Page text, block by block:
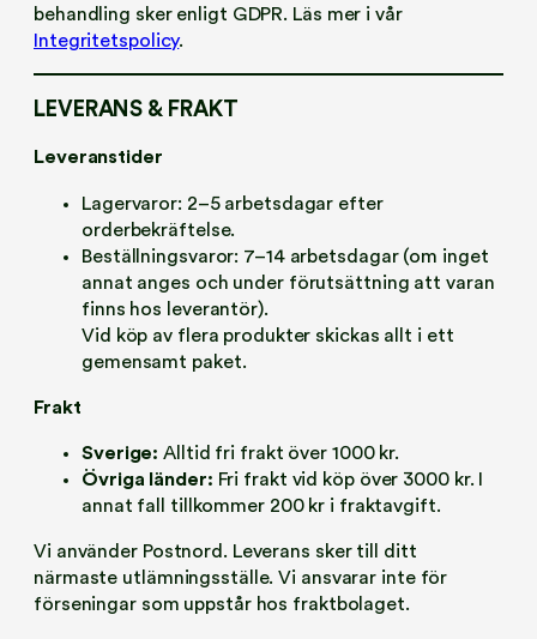
behandling sker enligt GDPR. Läs mer i vår
Integritetspolicy.
LEVERANS & FRAKT
Leveranstider
Lagervaror: 2–5 arbetsdagar efter
orderbekräftelse.
Beställningsvaror: 7–14 arbetsdagar (om inget
annat anges och under förutsättning att varan
finns hos leverantör).
Vid köp av flera produkter skickas allt i ett
gemensamt paket.
Frakt
Sverige: Alltid fri frakt över 1000 kr.
Övriga länder: Fri frakt vid köp över 3000 kr. I
annat fall tillkommer 200 kr i fraktavgift.
Vi använder Postnord. Leverans sker till ditt
närmaste utlämningsställe. Vi ansvarar inte för
förseningar som uppstår hos fraktbolaget.